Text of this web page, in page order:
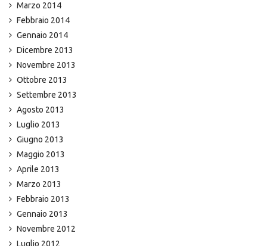
Marzo 2014
Febbraio 2014
Gennaio 2014
Dicembre 2013
Novembre 2013
Ottobre 2013
Settembre 2013
Agosto 2013
Luglio 2013
Giugno 2013
Maggio 2013
Aprile 2013
Marzo 2013
Febbraio 2013
Gennaio 2013
Novembre 2012
Luglio 2012